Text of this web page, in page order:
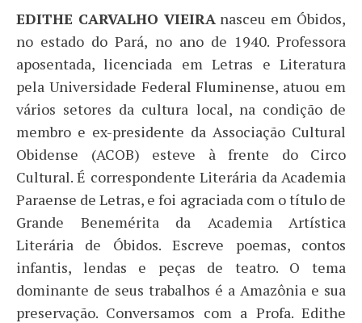
EDITHE CARVALHO VIEIRAnasceu em Óbidos,
no estado do Pará, no ano de 1940. Professora
aposentada, licenciada em Letras e Literatura
pela Universidade Federal Fluminense, atuou em
vários setores da cultura local, na condição de
membro e ex-presidente da Associação Cultural
Obidense (ACOB) esteve à frente do Circo
Cultural. É correspondente Literária da Academia
Paraense de Letras, e foi agraciada com o título de
Grande Benemérita da Academia Artística
Literária de Óbidos. Escreve poemas, contos
infantis, lendas e peças de teatro. O tema
dominante de seus trabalhos é a Amazônia e sua
preservação. Conversamos com a Profa. Edithe